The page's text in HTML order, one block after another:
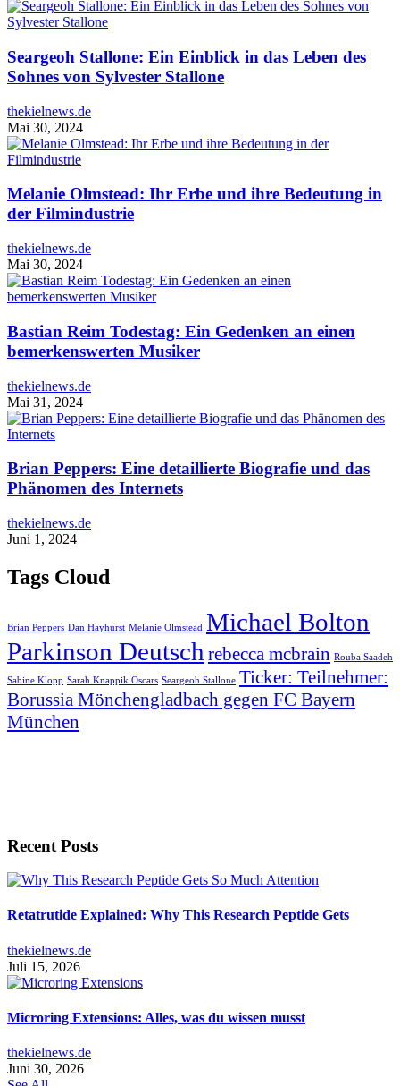
Seargeoh Stallone: Ein Einblick in das Leben des
Sohnes von Sylvester Stallone
thekielnews.de
Mai 30, 2024
Melanie Olmstead: Ihr Erbe und ihre Bedeutung in
der Filmindustrie
thekielnews.de
Mai 30, 2024
Bastian Reim Todestag: Ein Gedenken an einen
bemerkenswerten Musiker
thekielnews.de
Mai 31, 2024
Brian Peppers: Eine detaillierte Biografie und das
Phänomen des Internets
thekielnews.de
Juni 1, 2024
Tags Cloud
Brian Peppers Dan Hayhurst Melanie Olmstead Michael Bolton
Parkinson Deutsch rebecca mcbrain Rouba Saadeh
Sabine Klopp Sarah Knappik Oscars Seargeoh Stallone Ticker: Teilnehmer:
Borussia Mönchengladbach gegen FC Bayern
München
Recent Posts
Retatrutide Explained: Why This Research Peptide Gets
thekielnews.de
Juli 15, 2026
Microring Extensions: Alles, was du wissen musst
thekielnews.de
Juni 30, 2026